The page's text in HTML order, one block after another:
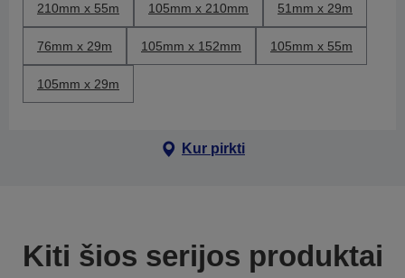
210mm x 55m 105mm x 210mm 51mm x 29m
76mm x 29m 105mm x 152mm 105mm x 55m
105mm x 29m
Kur pirkti
Kiti šios serijos produktai